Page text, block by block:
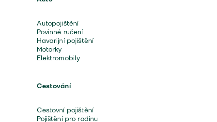
Autopojištění
Povinné ručení
Havarijní pojištění
Motorky
Elektromobily
Cestování
Cestovní pojištění
Pojištění pro rodinu